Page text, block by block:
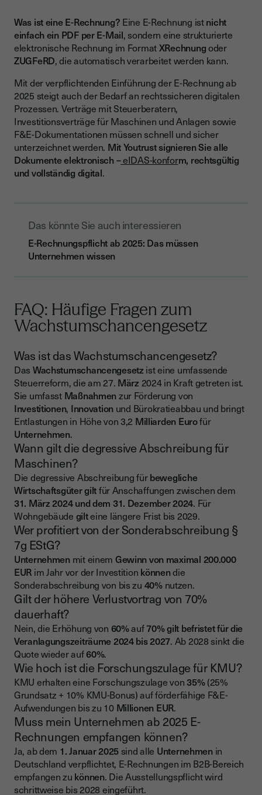
Was ist eine E-Rechnung? Eine E-Rechnung istnicht
einfach ein PDF per E-Mail, sondern eine strukturierte
elektronische Rechnung im FormatXRechnungoder
ZUGFeRD, die automatisch verarbeitet werden kann.
Mit der verpflichtenden Einführung der E-Rechnung ab
2025 steigt auch der Bedarf an rechtssicheren digitalen
Prozessen. Verträge mit Steuerberatern,
Investitionsverträge für Maschinen und Anlagen sowie
F&E-Dokumentationen müssen schnell und sicher
unterzeichnet werden. Mit Youtrust signieren Sie alle
Dokumente elektronisch –eIDAS-konform, rechtsgültig
und vollständig digital.
Das könnte Sie auch interessieren
E-Rechnungspflicht ab 2025: Das müssen
Unternehmen wissen
FAQ: Häufige Fragen zum
Wachstumschancengesetz
Was ist das Wachstumschancengesetz?
Das Wachstumschancengesetz ist eine umfassende
Steuerreform, die am 27. März 2024 in Kraft getreten ist.
Sie umfasst Maßnahmenzur Förderung von
Investitionen, Innovation und Bürokratieabbau und bringt
Entlastungen in Höhe von 3,2 Milliarden Eurofür
Unternehmen.
Wann gilt die degressive Abschreibung für
Maschinen?
Die degressive Abschreibung fürbewegliche
Wirtschaftsgütergiltfür Anschaffungen zwischen dem
31. März 2024 und dem 31. Dezember 2024. Für
Wohngebäude gilteine längere Frist bis 2029.
Wer profitiert von der Sonderabschreibung §
7g EStG?
Unternehmenmit einem Gewinn von maximal 200.000
EUR im Jahr vor der Investition könnendie
Sonderabschreibung von bis zu 40%nutzen.
Gilt der höhere Verlustvortrag von 70%
dauerhaft?
Nein, die Erhöhung von 60%auf70%gilt befristet für die
Veranlagungszeiträume 2024 bis 2027. Ab 2028 sinkt die
Quote wieder auf60%.
Wie hoch ist die Forschungszulage für KMU?
KMU erhalten eine Forschungszulage von 35%(25%
Grundsatz + 10% KMU-Bonus) auf förderfähige F&E-
Aufwendungen bis zu 10 Millionen EUR.
Muss mein Unternehmen ab 2025 E-
Rechnungen empfangen können?
Ja, ab dem 1. Januar 2025 sind alle Unternehmenin
Deutschland verpflichtet, E-Rechnungen im B2B-Bereich
empfangen zu können. Die Ausstellungspflicht wird
schrittweise bis 2028 eingeführt.